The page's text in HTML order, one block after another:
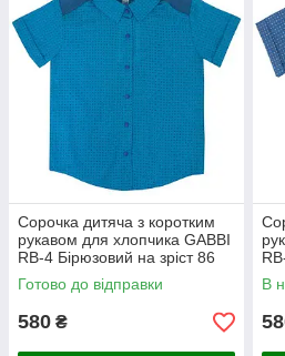
Сорочка дитяча з коротким
рукавом для хлопчика GABBI
RB-4 Бірюзовий на зріст 86
(11292)
Готово до відправки
580 ₴
В